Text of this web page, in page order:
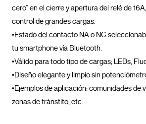
cero” en el cierre y apertura del relé de
control de grandes cargas.
•Estado del contacto NA o NC
tu smartphone vía Bluetooth.
•Válido para todo tipo de cargas; LEDs,
•Diseño elegante y limpio sin
•Ejemplos de aplicación: comunidades de